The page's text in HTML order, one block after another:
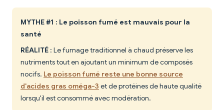
MYTHE #1 : Le poisson fumé est mauvais pour la
santé
RÉALITÉ : Le fumage traditionnel à chaud préserve les
nutriments tout en ajoutant un minimum de composés
nocifs. Le poisson fumé reste une bonne source
d'acides gras oméga-3 et de protéines de haute qualité
lorsqu'il est consommé avec modération.